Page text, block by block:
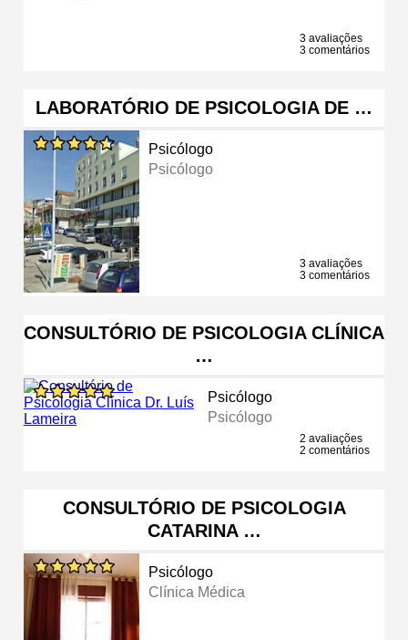
3 avaliações
3 comentários
LABORATÓRIO DE PSICOLOGIA DE …
Psicólogo
Psicólogo
3 avaliações
3 comentários
CONSULTÓRIO DE PSICOLOGIA CLÍNICA
…
Psicólogo
Psicólogo
2 avaliações
2 comentários
CONSULTÓRIO DE PSICOLOGIA
CATARINA …
Psicólogo
Clínica Médica